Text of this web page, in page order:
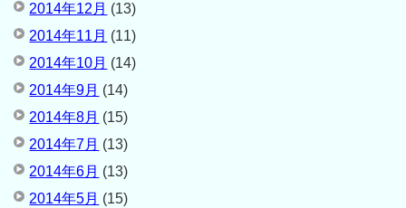
2014年12月 (13)
2014年11月 (11)
2014年10月 (14)
2014年9月 (14)
2014年8月 (15)
2014年7月 (13)
2014年6月 (13)
2014年5月 (15)